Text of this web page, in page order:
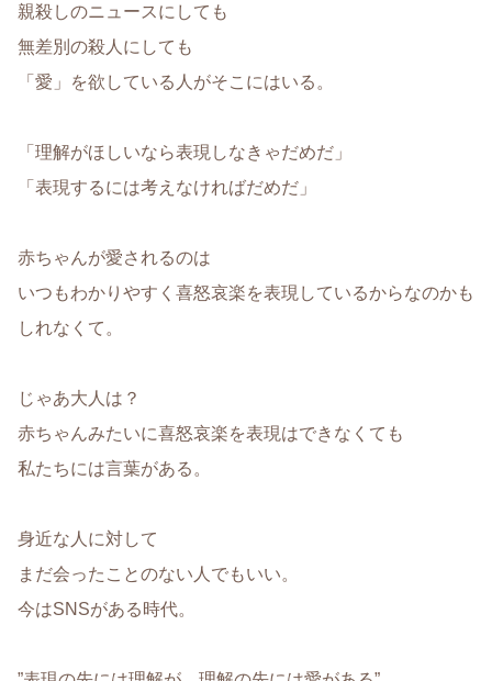
親殺しのニュースにしても
無差別の殺人にしても
「愛」を欲している人がそこにはいる。
「理解がほしいなら表現しなきゃだめだ」
「表現するには考えなければだめだ」
赤ちゃんが愛されるのは
いつもわかりやすく喜怒哀楽を表現しているからなのかも
しれなくて。
じゃあ大人は？
赤ちゃんみたいに喜怒哀楽を表現はできなくても
私たちには言葉がある。
身近な人に対して
まだ会ったことのない人でもいい。
今はSNSがある時代。